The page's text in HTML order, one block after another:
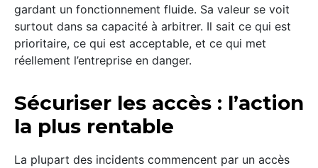
gardant un fonctionnement fluide. Sa valeur se voit
surtout dans sa capacité à arbitrer. Il sait ce qui est
prioritaire, ce qui est acceptable, et ce qui met
réellement l’entreprise en danger.
Sécuriser les accès : l’action
la plus rentable
La plupart des incidents commencent par un accès